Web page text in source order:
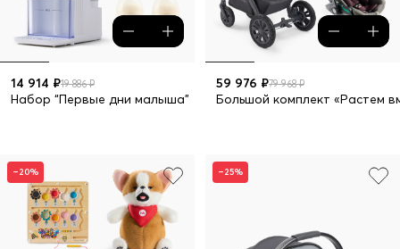
14 914 ₽19 886 ₽
Набор “Первые дни малыша”
59 976 ₽79 968 ₽
Большой комплект «Растем
–20% –25%